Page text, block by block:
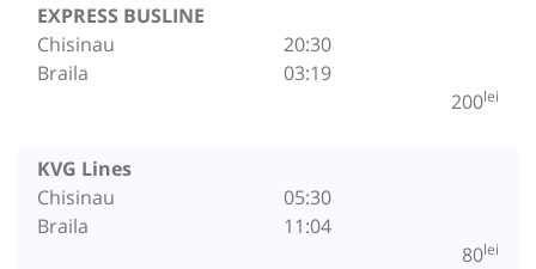
EXPRESS BUSLINE
Chisinau
Braila
20:30
03:19
200lei
KVG Lines
Chisinau
Braila
05:30
11:04
80lei